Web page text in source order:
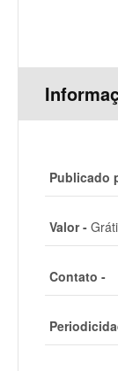
Publicado
Valor -
Contato -